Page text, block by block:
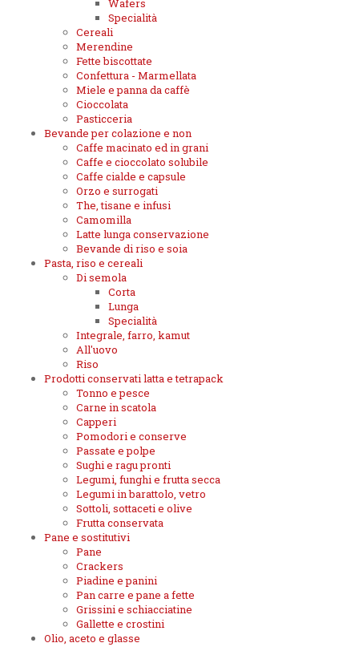
Wafers
Specialità
Cereali
Merendine
Fette biscottate
Confettura - Marmellata
Miele e panna da caffè
Cioccolata
Pasticceria
Bevande per colazione e non
Caffe macinato ed in grani
Caffe e cioccolato solubile
Caffe cialde e capsule
Orzo e surrogati
The, tisane e infusi
Camomilla
Latte lunga conservazione
Bevande di riso e soia
Pasta, riso e cereali
Di semola
Corta
Lunga
Specialità
Integrale, farro, kamut
All'uovo
Riso
Prodotti conservati latta e tetrapack
Tonno e pesce
Carne in scatola
Capperi
Pomodori e conserve
Passate e polpe
Sughi e ragu pronti
Legumi, funghi e frutta secca
Legumi in barattolo, vetro
Sottoli, sottaceti e olive
Frutta conservata
Pane e sostitutivi
Pane
Crackers
Piadine e panini
Pan carre e pane a fette
Grissini e schiacciatine
Gallette e crostini
Olio, aceto e glasse